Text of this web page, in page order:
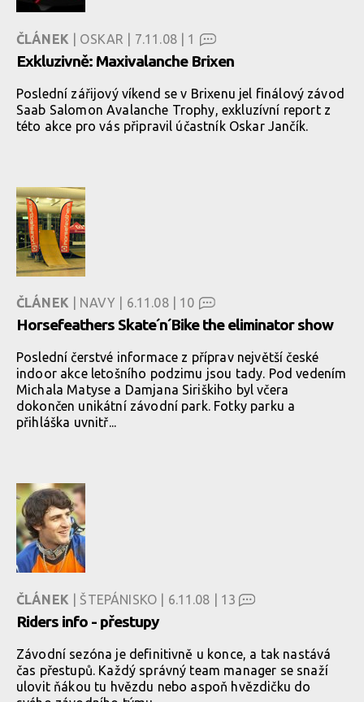
ČLÁNEK | OSKAR | 7.11.08 | 1
Exkluzivně: Maxivalanche Brixen
Poslední zářijový víkend se v Brixenu jel finálový závod
Saab Salomon Avalanche Trophy, exkluzívní report z
této akce pro vás připravil účastník Oskar Jančík.
ČLÁNEK | NAVY | 6.11.08 | 10
Horsefeathers Skate´n´Bike the eliminator show
Poslední čerstvé informace z příprav největší české
indoor akce letošního podzimu jsou tady. Pod vedením
Michala Matyse a Damjana Siriškiho byl včera
dokončen unikátní závodní park. Fotky parku a
přihláška uvnitř...
ČLÁNEK | ŠTEPÁNISKO | 6.11.08 | 13
Riders info - přestupy
Závodní sezóna je definitivně u konce, a tak nastává
čas přestupů. Každý správný team manager se snaží
ulovit ňákou tu hvězdu nebo aspoň hvězdičku do